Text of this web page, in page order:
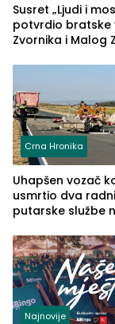
Susret „Ljudi i
potvrdio bratske
Zvornika i Malog
Crna Hronika
Uhapšen vozač
usmrtio dva
putarske službe
(FOTO)
Najnovije